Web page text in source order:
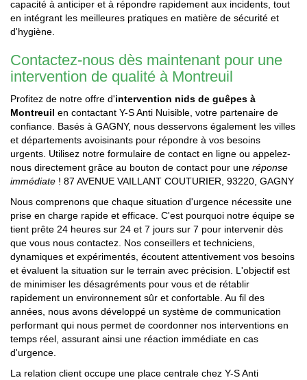
capacité à anticiper et à répondre rapidement aux incidents, tout
en intégrant les meilleures pratiques en matière de sécurité et
d'hygiène.
Contactez-nous dès maintenant pour une
intervention de qualité à Montreuil
Profitez de notre offre d'intervention nids de guêpes à
Montreuil en contactant Y-S Anti Nuisible, votre partenaire de
confiance. Basés à GAGNY, nous desservons également les villes
et départements avoisinants pour répondre à vos besoins
urgents. Utilisez notre formulaire de contact en ligne ou appelez-
nous directement grâce au bouton de contact pour une réponse
immédiate ! 87 AVENUE VAILLANT COUTURIER, 93220, GAGNY
Nous comprenons que chaque situation d'urgence nécessite une
prise en charge rapide et efficace. C'est pourquoi notre équipe se
tient prête 24 heures sur 24 et 7 jours sur 7 pour intervenir dès
que vous nous contactez. Nos conseillers et techniciens,
dynamiques et expérimentés, écoutent attentivement vos besoins
et évaluent la situation sur le terrain avec précision. L'objectif est
de minimiser les désagréments pour vous et de rétablir
rapidement un environnement sûr et confortable. Au fil des
années, nous avons développé un système de communication
performant qui nous permet de coordonner nos interventions en
temps réel, assurant ainsi une réaction immédiate en cas
d'urgence.
La relation client occupe une place centrale chez Y-S Anti